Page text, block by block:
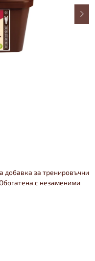
добавка за тренировъчни
с незаменими